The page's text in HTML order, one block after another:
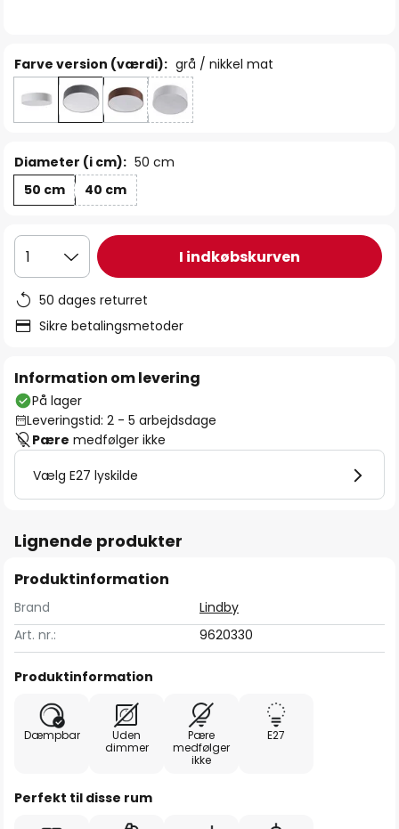
Farve version (værdi): grå / nikkel mat
Diameter (i cm): 50 cm
50 cm
40 cm
1 I indkøbskurven
50 dages returret
Sikre betalingsmetoder
Information om levering
På lager
Leveringstid: 2 - 5 arbejdsdage
Pære medfølger ikke
Vælg E27 lyskilde
Lignende produkter
Produktinformation
Brand
Lindby
Art. nr.:
9620330
Produktinformation
Dæmpbar
Uden
dimmer
Pære
medfølger
ikke
E27
Perfekt til disse rum